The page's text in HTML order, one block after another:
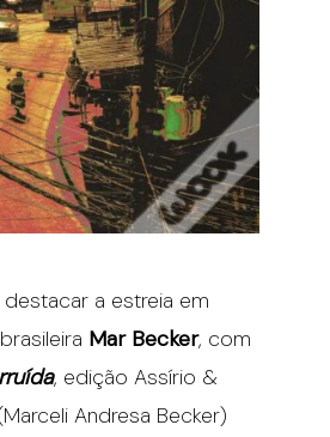
a estreia em
Mar Becker, com
, edição Assírio &
Andresa Becker)